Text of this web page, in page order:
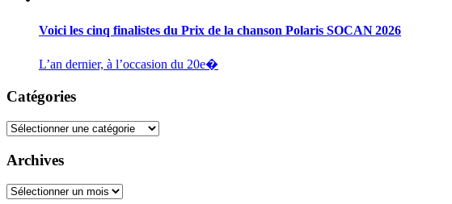
Voici les cinq finalistes du Prix de la chanson Polaris SOCAN 2026
L’an dernier, à l’occasion du 20e�
Catégories
Catégories
Archives
Archives